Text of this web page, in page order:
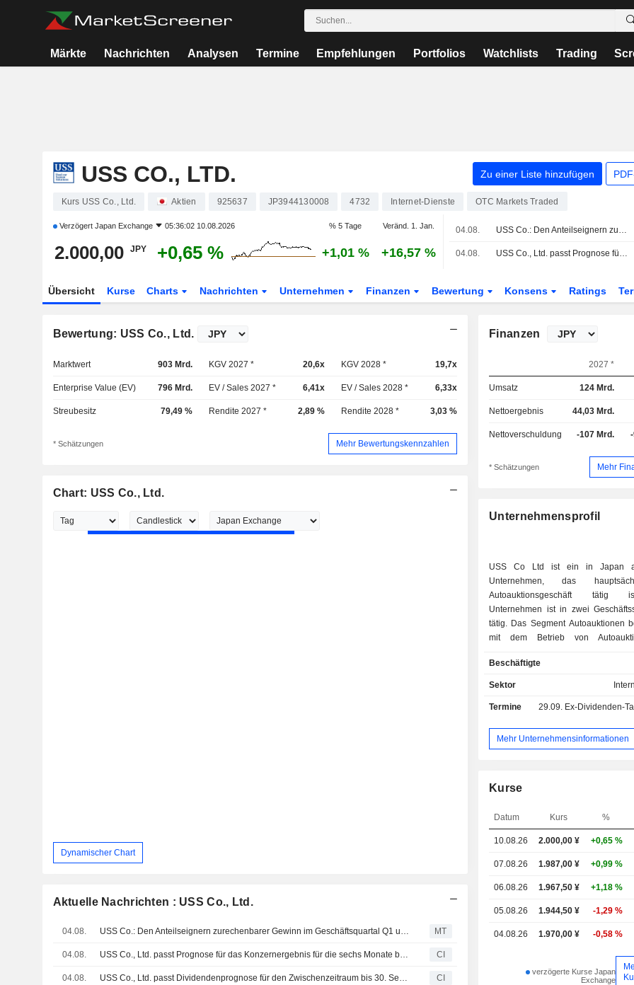
Märkte Nachrichten Analysen Termine Empfehlungen Portfolios Watchlists Trading
USS CO., LTD. Zu einer Liste hinzufügen
Kurs USS Co., Ltd. Aktien 925637 JP3944130008 4732 Internet-Dienste OTC Markets Traded
Verzögert Japan Exchange 05:36:02 10.08.2026 % 5 Tage Veränd. 1. Jan.
2.000,00 JPY +0,65 % +1,01 % +16,57 %
04.08. USS Co.: Den Anteilseignern zurechenbarer Gewinn im Geschäftsquartal Q1 um 7% gestiegen
04.08. USS Co., Ltd. passt Prognose für das Konzernergebnis für die sechs Monate bis zum 30. September 2026 und das Geschäftsjahr bis zum 31. März 2027 an
Übersicht Kurse Charts Nachrichten Unternehmen Finanzen Bewertung Konsens Ratings
Bewertung: USS Co., Ltd.
Marktwert 903 Mrd. KGV 2027 * 20,6x KGV 2028 * 19,7x
Enterprise Value (EV) 796 Mrd. EV / Sales 2027 * 6,41x EV / Sales 2028 * 6,33x
Streubesitz 79,49 % Rendite 2027 * 2,89 % Rendite 2028 * 3,03 %
* Schätzungen Mehr Bewertungskennzahlen
Chart: USS Co., Ltd.
Dynamischer Chart
Aktuelle Nachrichten : USS Co., Ltd.
04.08. USS Co.: Den Anteilseignern zurechenbarer Gewinn im Geschäftsquartal Q1 um 7% gestiegen MT
04.08. USS Co., Ltd. passt Prognose für das Konzernergebnis für die sechs Monate bis zum 30. September 2026 und das Geschäftsjahr bis zum 31. März 2027 an CI
04.08. USS Co., Ltd. passt Dividendenprognose für den Zwischenzeitraum bis 30. September 2026 und das Geschäftsjahr bis 31. März 2027 an CI
Finanzen
2027 *
Umsatz 124 Mrd.
Nettoergebnis 44,03 Mrd.
Nettoverschuldung -107 Mrd.
* Schätzungen Mehr
Unternehmensprofil
USS Co Ltd ist ein in Japan
Unternehmen, das
Autoauktionsgeschäft tätig
Unternehmen ist in zwei
tätig. Das Segment Autoauktionen
mit dem Betrieb von
Verwaltung von
Gebrauchtwagenhändlern als
Autoauktionen über
Gebrauchtwagen-
Vermittlung von
Finanzdienstleistungen für
von Gebrauchtwagen beschäftigt
An- und Verkauf von
Geschäft befasst sich mit dem
Gebrauchtwagen, dem
Produktion und dem Verkauf von
Beschäftigte
Sektor
Termine 29.09. Ex-Dividenden-Tag -
Mehr Unternehmensinformationen
Kurse
Datum Kurs %
10.08.26 2.000,00¥ +0,65 %
07.08.26 1.987,00 ¥ +0,99 %
06.08.26 1.967,50 ¥ +1,18 %
05.08.26 1.944,50 ¥ -1,29 %
04.08.26 1.970,00 ¥ -0,58 %
verzögerte Kurse Japan
Exchange